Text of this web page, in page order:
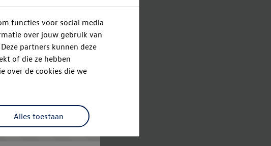
functies voor social media
over jouw gebruik van
partners kunnen deze
of die ze hebben
over de cookies die we
Alles toestaan